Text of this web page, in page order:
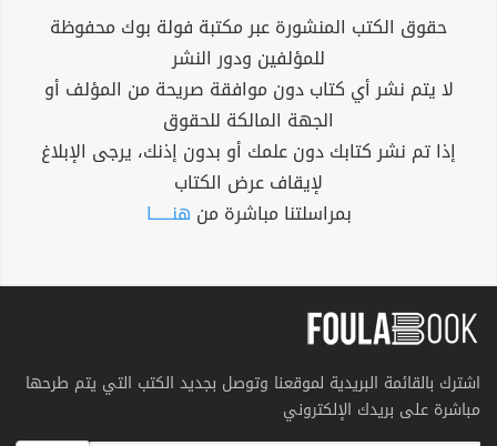
حقوق الكتب المنشورة عبر مكتبة فولة بوك محفوظة
للمؤلفين ودور النشر
لا يتم نشر أي كتاب دون موافقة صريحة من المؤلف أو
الجهة المالكة للحقوق
إذا تم نشر كتابك دون علمك أو بدون إذنك، يرجى الإبلاغ
لإيقاف عرض الكتاب
بمراسلتنا مباشرة من هنــــــا
اشترك بالقائمة البريدية لموقعنا وتوصل بجديد الكتب التي يتم طرحها
مباشرة على بريدك الإلكتروني